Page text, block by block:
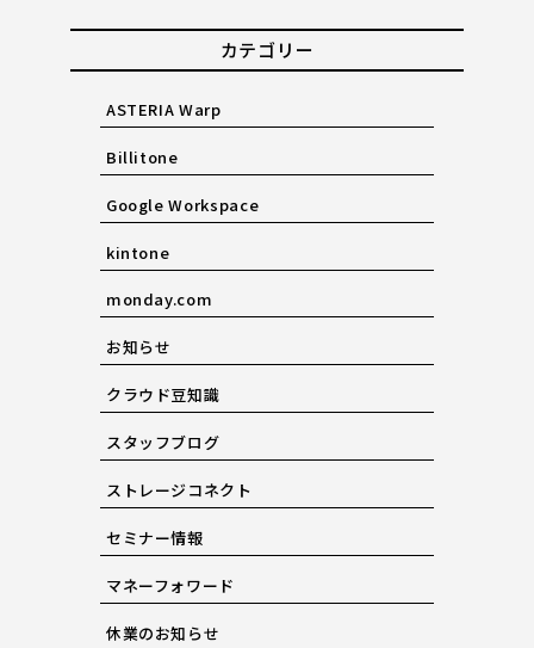
カテゴリー
ASTERIA Warp
Billitone
Google Workspace
kintone
monday.com
お知らせ
クラウド豆知識
スタッフブログ
ストレージコネクト
セミナー情報
マネーフォワード
休業のお知らせ